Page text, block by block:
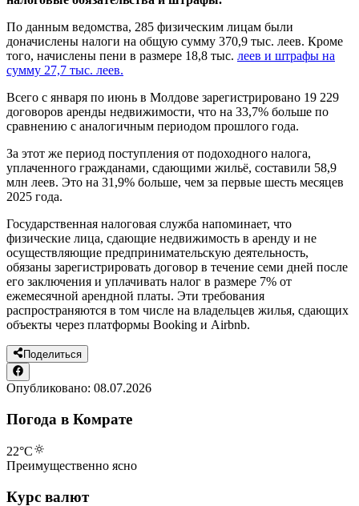
По данным ведомства, 285 физическим лицам были
доначислены налоги на общую сумму 370,9 тыс. леев. Кроме
того, начислены пени в размере 18,8 тыс. леев и штрафы на
сумму 27,7 тыс. леев.
Всего с января по июнь в Молдове зарегистрировано 19 229
договоров аренды недвижимости, что на 33,7% больше по
сравнению с аналогичным периодом прошлого года.
За этот же период поступления от подоходного налога,
уплаченного гражданами, сдающими жильё, составили 58,9
млн леев. Это на 31,9% больше, чем за первые шесть месяцев
2025 года.
Государственная налоговая служба напоминает, что
физические лица, сдающие недвижимость в аренду и не
осуществляющие предпринимательскую деятельность,
обязаны зарегистрировать договор в течение семи дней после
его заключения и уплачивать налог в размере 7% от
ежемесячной арендной платы. Эти требования
распространяются в том числе на владельцев жилья, сдающих
объекты через платформы Booking и Airbnb.
Поделиться
Опубликовано: 08.07.2026
Погода в Комрате
22°C
Преимущественно ясно
Курс валют